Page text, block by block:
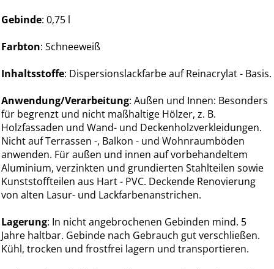
Gebinde: 0,75 l
Farbton: Schneeweiß
Inhaltsstoffe: Dispersionslackfarbe auf Reinacrylat - Basis.
Anwendung/Verarbeitung: Außen und Innen: Besonders
für begrenzt und nicht maßhaltige Hölzer, z. B.
Holzfassaden und Wand- und Deckenholzverkleidungen.
Nicht auf Terrassen -, Balkon - und Wohnraumböden
anwenden. Für außen und innen auf vorbehandeltem
Aluminium, verzinkten und grundierten Stahlteilen sowie
Kunststoffteilen aus Hart - PVC. Deckende Renovierung
von alten Lasur- und Lackfarbenanstrichen.
Lagerung: In nicht angebrochenen Gebinden mind. 5
Jahre haltbar. Gebinde nach Gebrauch gut verschließen.
Kühl, trocken und frostfrei lagern und transportieren.